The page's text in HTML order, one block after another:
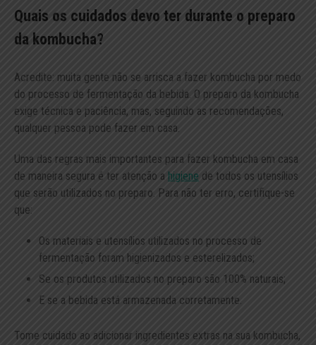
Quais os cuidados devo ter durante o preparo
da kombucha?
Acredite: muita gente não se arrisca a fazer kombucha por medo
do processo de fermentação da bebida. O preparo da kombucha
exige técnica e paciência, mas, seguindo as recomendações,
qualquer pessoa pode fazer em casa.
Uma das regras mais importantes para fazer kombucha em casa
de maneira segura é ter atenção a higiene de todos os utensílios
que serão utilizados no preparo. Para não ter erro, certifique-se
que:
Os materiais e utensílios utilizados no processo de
fermentação foram higienizados e esterelizados;
Se os produtos utilizados no preparo são 100% naturais;
E se a bebida está armazenada corretamente.
Tome cuidado ao adicionar ingredientes extras na sua kombucha,